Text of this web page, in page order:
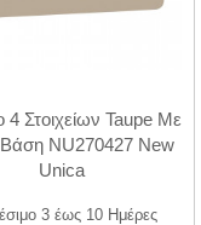
4 Στοιχείων Taupe Με
NU270427 New
Unica
3 έως 10 Ημέρες